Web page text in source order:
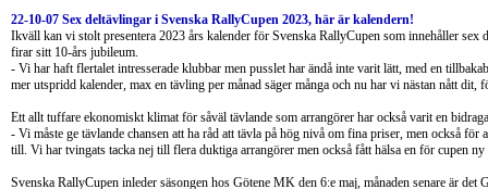
22-10-07 Sex deltävlingar i Svenska RallyCupen 2023, här är kalendern!
Ikväll kan vi stolt presentera 2023 års kalender för Svenska RallyCupen som innehåller
firar sitt 10-års jubileum.
- Vi har haft flertalet intresserade klubbar men pusslet har ändå inte varit lätt, med en
mer utspridd kalender, max en tävling per månad säger många och nu har vi nästan nått dit,
Ett allt tuffare ekonomiskt klimat för såväl tävlande som arrangörer har också varit en
- Vi måste ge tävlande chansen att ha råd att tävla på hög nivå om fina priser, men också
till. Vi har tvingats tacka nej till flera duktiga arrangörer men också fått hälsa en för cupen
Svenska RallyCupen inleder säsongen hos Götene MK den 6:e maj, månaden senare är